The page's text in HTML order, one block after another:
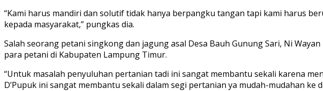
“Kami harus mandiri dan solutif tidak hanya berpangku tangan tapi kami harus
kepada masyarakat,” pungkas dia.
Salah seorang petani singkong dan jagung asal Desa Bauh Gunung Sari, Ni
para petani di Kabupaten Lampung Timur.
“Untuk masalah penyuluhan pertanian tadi ini sangat membantu sekali karena
D’Pupuk ini sangat membantu sekali dalam segi pertanian ya mudah-mudahan ke